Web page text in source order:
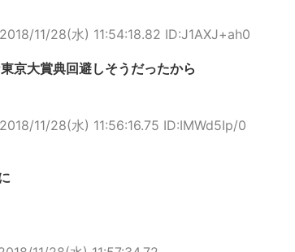
2018/11/28(水) 11:54:18.82 ID:J1AXJ+ah0
京大賞典回避しそうだったから
2018/11/28(水) 11:56:16.75 ID:IMWd5Ip/0